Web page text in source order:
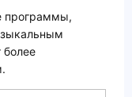
программы,
более